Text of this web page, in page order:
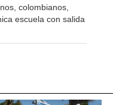
colombianos,
escuela con salida